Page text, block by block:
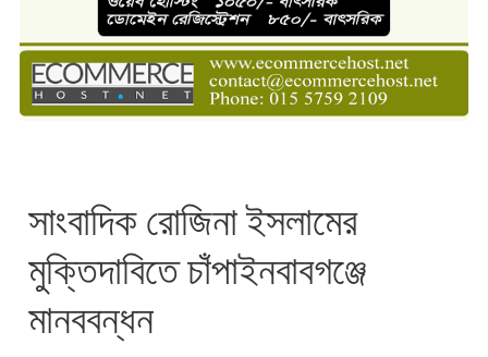
সাংবাদিক রোজিনা ইসলামের
মুক্তিদাবিতে চাঁপাইনবাবগঞ্জে
মানববন্ধন